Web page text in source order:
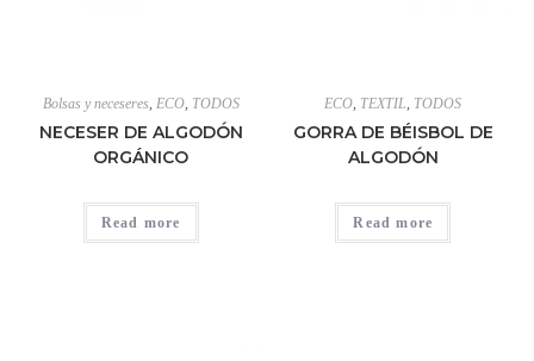
Bolsas y neceseres ECO, TODOS
NECESER DE ALGODÓN
ORGÁNICO
Read more
ECO TEXTIL TODOS
GORRA DE BÉISBOL DE
ALGODÓN
Read more